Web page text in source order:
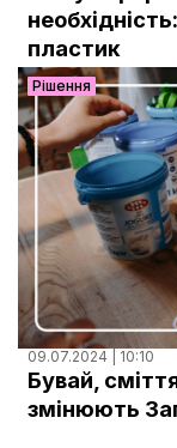
Документи
пластик
Рішення
09.07.2024 | 10:10
Бувай,
змінюють